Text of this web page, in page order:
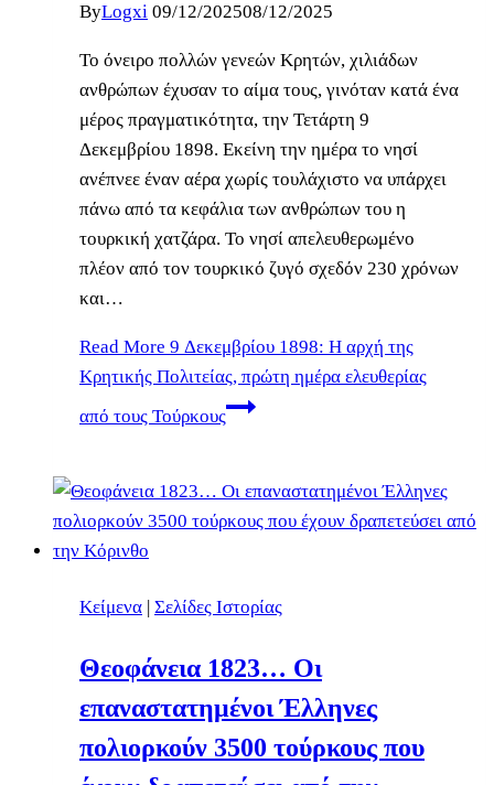
ByLogxi 09/12/202508/12/2025
Το όνειρο πολλών γενεών Κρητών, χιλιάδων
ανθρώπων έχυσαν το αίμα τους, γινόταν κατά ένα
μέρος πραγματικότητα, την Τετάρτη 9
Δεκεμβρίου 1898. Εκείνη την ημέρα το νησί
ανέπνεε έναν αέρα χωρίς τουλάχιστο να υπάρχει
πάνω από τα κεφάλια των ανθρώπων του η
τουρκική χατζάρα. Το νησί απελευθερωμένο
πλέον από τον τουρκικό ζυγό σχεδόν 230 χρόνων
και…
Read More 9 Δεκεμβρίου 1898: Η αρχή της
Κρητικής Πολιτείας, πρώτη ημέρα ελευθερίας
από τους Τούρκους
Κείμενα Σελίδες Ιστορίας
Θεοφάνεια 1823… Οι
επαναστατημένοι Έλληνες
πολιορκούν 3500 τούρκους που